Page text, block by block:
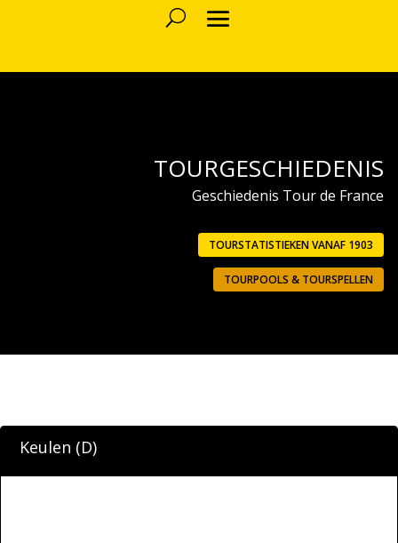
TOURGESCHIEDENIS
Geschiedenis Tour de France
TOURSTATISTIEKEN VANAF 1903
TOURPOOLS & TOURSPELLEN
Keulen (D)